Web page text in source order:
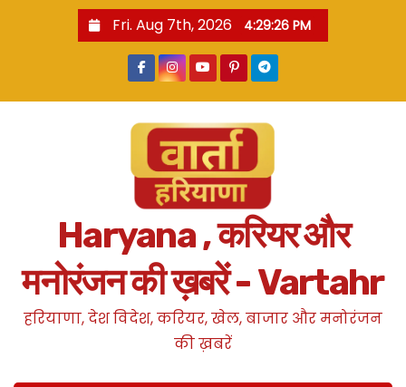
Fri. Aug 7th, 2026 4:29:26 PM
Haryana , करियर और
मनोरंजन की ख़बरें - Vartahr
हरियाणा, देश विदेश, करियर, खेल, बाजार और मनोरंजन
की ख़बरें